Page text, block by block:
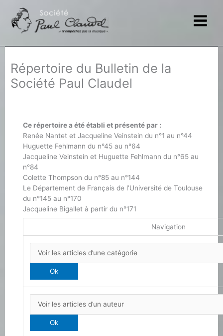
contenu
Répertoire du Bulletin de la
Société Paul Claudel
Ce répertoire a été établi et présenté par :
Renée Nantet et Jacqueline Veinstein du n°1 au n°44
Huguette Fehlmann du n°45 au n°64
Jacqueline Veinstein et Huguette Fehlmann du n°65 au
n°84
Colette Thompson du n°85 au n°144
Le Département de Français de l’Université de Toulouse
du n°145 au n°170
Jacqueline Bigallet à partir du n°171
Navigation